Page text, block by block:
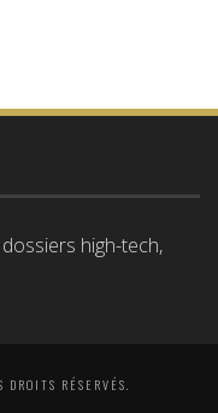
high-tech,
RÉSERVÉS.